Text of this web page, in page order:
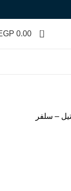
0
0.00
– سلفر